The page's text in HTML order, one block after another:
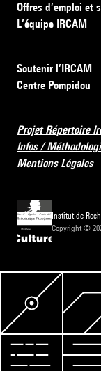
Offres d’emploi et
L’équipe IRCAM
Soutenir l’IRCAM
Centre Pompidou
Projet Répertoire
Infos /
Mentions Légales
Institut de
Copyright ©